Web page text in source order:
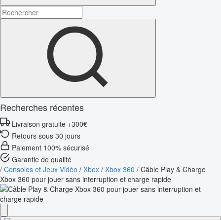
Recherches récentes
Livraison gratuite +300€
Retours sous 30 jours
Paiement 100% sécurisé
Garantie de qualité
/ Consoles et Jeux Vidéo / Xbox / Xbox 360 / Câble Play & Charge
Xbox 360 pour jouer sans interruption et charge rapide